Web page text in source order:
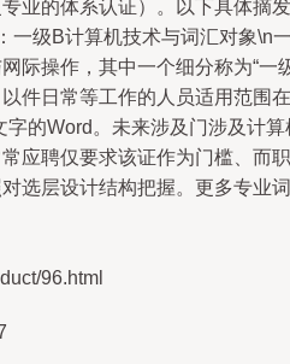
专业的体系认证）。以下具体摘发
一级B计算机技术与词汇对象\n
际操作，其中一个细分称为“一
件日常等工作的人员适用范围在
字的Word。未来涉及门涉及计算
应聘仅要求该证作为门槛、而职
选层设计结构把握。更多专业词
96.html